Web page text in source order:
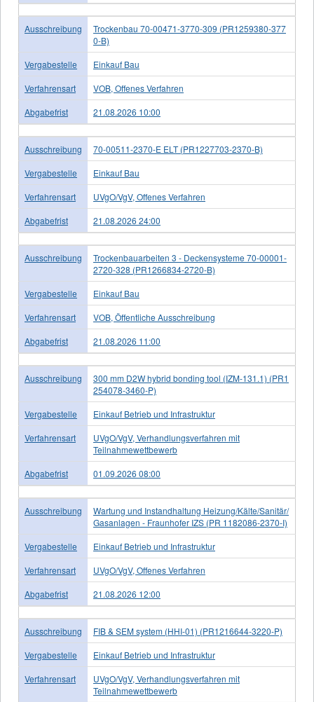
Ausschreibung
Trockenbau 70-00471-3770-309 (PR1259380-377
0-B)
Vergabestelle
Einkauf Bau
Verfahrensart
VOB, Offenes Verfahren
Abgabefrist
21.08.2026 10:00
Ausschreibung
70-00511-2370-E ELT (PR1227703-2370-B)
Vergabestelle
Einkauf Bau
Verfahrensart
UVgO/VgV, Offenes Verfahren
Abgabefrist
21.08.2026 24:00
Ausschreibung
Trockenbauarbeiten 3 - Deckensysteme 70-00001-
2720-328 (PR1266834-2720-B)
Vergabestelle
Einkauf Bau
Verfahrensart
VOB, Öffentliche Ausschreibung
Abgabefrist
21.08.2026 11:00
Ausschreibung
300 mm D2W hybrid bonding tool (IZM-131.1) (PR1
254078-3460-P)
Vergabestelle
Einkauf Betrieb und Infrastruktur
Verfahrensart
UVgO/VgV, Verhandlungsverfahren mit
Teilnahmewettbewerb
Abgabefrist
01.09.2026 08:00
Ausschreibung
Wartung und Instandhaltung Heizung/Kälte/Sanitär/
Gasanlagen - Fraunhofer IZS (PR 1182086-2370-I)
Vergabestelle
Einkauf Betrieb und Infrastruktur
Verfahrensart
UVgO/VgV, Offenes Verfahren
Abgabefrist
21.08.2026 12:00
Ausschreibung
FIB & SEM system (HHI-01) (PR1216644-3220-P)
Vergabestelle
Einkauf Betrieb und Infrastruktur
Verfahrensart
UVgO/VgV, Verhandlungsverfahren mit
Teilnahmewettbewerb